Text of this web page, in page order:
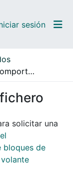
sesión
Evaluación del comportamiento físico y mecánico de bloques de arcilla macizos con adición de ceniza volante
solicitar una
bloques de